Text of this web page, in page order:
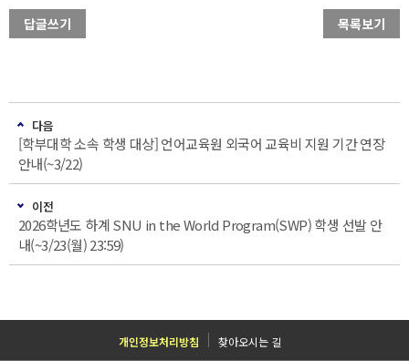
답글쓰기 목록보기
다음
[학부대학 소속 학생 대상] 언어교육원 외국어 교육비 지원 기간 연장
안내(~3/22)
이전
2026학년도 하계 SNU in the World Program(SWP) 학생 선발 안
내(~3/23(월) 23:59)
개인정보처리방침 찾아오시는 길